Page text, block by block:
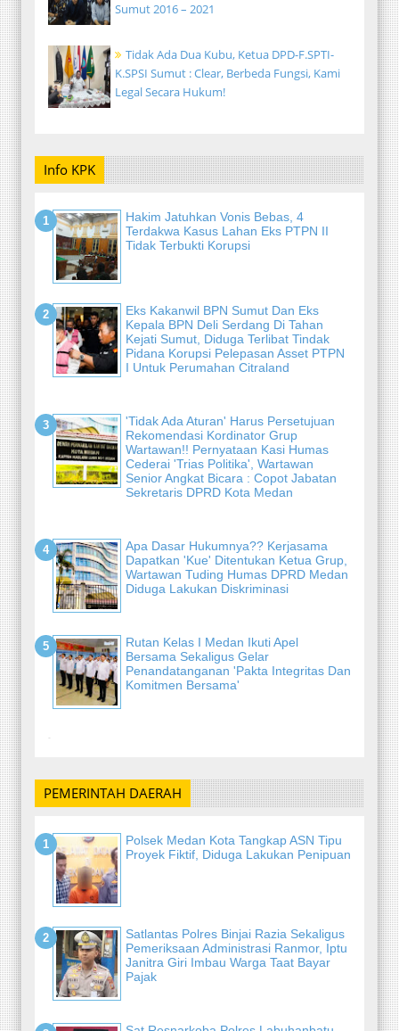
Sumut 2016 – 2021
Tidak Ada Dua Kubu, Ketua DPD-F.SPTI-
K.SPSI Sumut : Clear, Berbeda Fungsi, Kami
Legal Secara Hukum!
Info KPK
Hakim Jatuhkan Vonis Bebas, 4
Terdakwa Kasus Lahan Eks PTPN II
Tidak Terbukti Korupsi
Eks Kakanwil BPN Sumut Dan Eks
Kepala BPN Deli Serdang Di Tahan
Kejati Sumut, Diduga Terlibat Tindak
Pidana Korupsi Pelepasan Asset PTPN
I Untuk Perumahan Citraland
'Tidak Ada Aturan' Harus Persetujuan
Rekomendasi Kordinator Grup
Wartawan!! Pernyataan Kasi Humas
Cederai 'Trias Politika', Wartawan
Senior Angkat Bicara : Copot Jabatan
Sekretaris DPRD Kota Medan
Apa Dasar Hukumnya?? Kerjasama
Dapatkan 'Kue' Ditentukan Ketua Grup,
Wartawan Tuding Humas DPRD Medan
Diduga Lakukan Diskriminasi
Rutan Kelas I Medan Ikuti Apel
Bersama Sekaligus Gelar
Penandatanganan 'Pakta Integritas Dan
Komitmen Bersama'
-
PEMERINTAH DAERAH
Polsek Medan Kota Tangkap ASN Tipu
Proyek Fiktif, Diduga Lakukan Penipuan
Satlantas Polres Binjai Razia Sekaligus
Pemeriksaan Administrasi Ranmor, Iptu
Janitra Giri Imbau Warga Taat Bayar
Pajak